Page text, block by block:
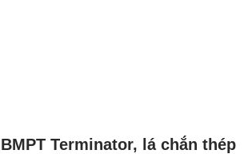
Terminator, lá chắn thép